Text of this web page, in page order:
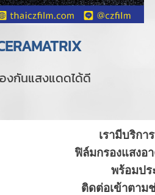
งกันแสงแดดได้ดี
เรามีบริกา
ฟิล์มกรองแสงอ
พร้อมปร
ติดต่อเข้าตาม